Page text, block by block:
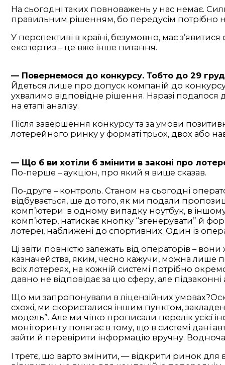
На сьогодні таких повноважень у нас немає.
правильним рішенням, бо передусім потрібно
У перспективі в країні, безумовно, має
експертиз – це вже інше питання.
— Повернемося до конкурсу. Тобто до 29
Йдеться лише про допуск компаній до
ухвалимо відповідне рішення. Наразі
на етапі аналізу.
Після завершення конкурсу та за умови
лотерейного ринку у форматі трьох, двох або
— Що б ви хотіли б змінити в законі про
По-перше – аукціон, про який я вище сказав.
По-друге – контроль. Станом на сьогодні
відбувається, ще до того, як ми подали
комп’ютери: в одному випадку ноутбук, в
комп’ютер, натискає кнопку “згенерувати” й
лотереї, наближені до спортивних. Один із
Ці звіти повністю залежать від операторів –
казначейства, яким, чесно кажучи, можна лише
всіх лотереях, на кожній системі потрібно
давно не відповідає за цю сферу, але підзаконні
Що ми запропонували в ліцензійних
схожі, ми скористалися іншим пунктом,
модель”. Але ми чітко прописали перелік усієї
моніторингу полягає в тому, що в системі дані
зайти й перевірити інформацію вручну.
І третє, що варто змінити, — відкрити ринок